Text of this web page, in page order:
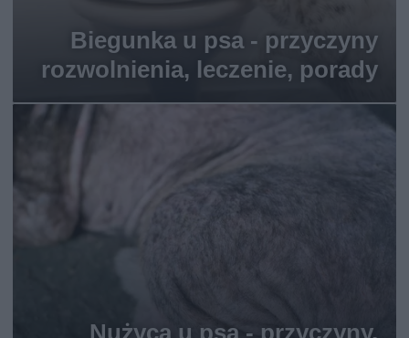
Biegunka u psa - przyczyny
rozwolnienia, leczenie, porady